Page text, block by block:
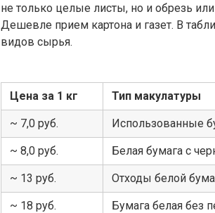
не только целые листы, но и обрезь
Дешевле прием картона и газет. В
видов сырья.
Цена за 1 кг Тип макулатуры
~ 7,0 руб. Использованные
~ 8,0 руб. Белая бумага с
~ 13 руб. Отходы белой
~ 18 руб. Бумага белая без